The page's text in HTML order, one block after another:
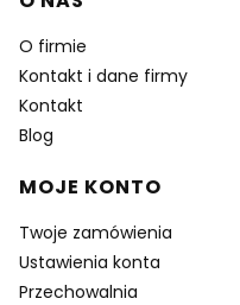
O firmie
Kontakt i dane firmy
Kontakt
Blog
MOJE KONTO
Twoje zamówienia
Ustawienia konta
Przechowalnia